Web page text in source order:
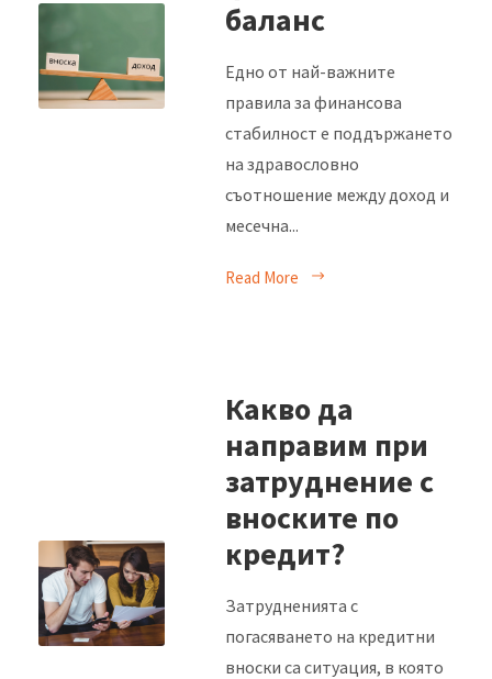
баланс
Едно от най-важните
правила за финансова
стабилност е поддържането
на здравословно
съотношение между доход и
месечна...
Read More
Какво да
направим при
затруднение с
вноските по
кредит?
Затрудненията с
погасяването на кредитни
вноски са ситуация, в която